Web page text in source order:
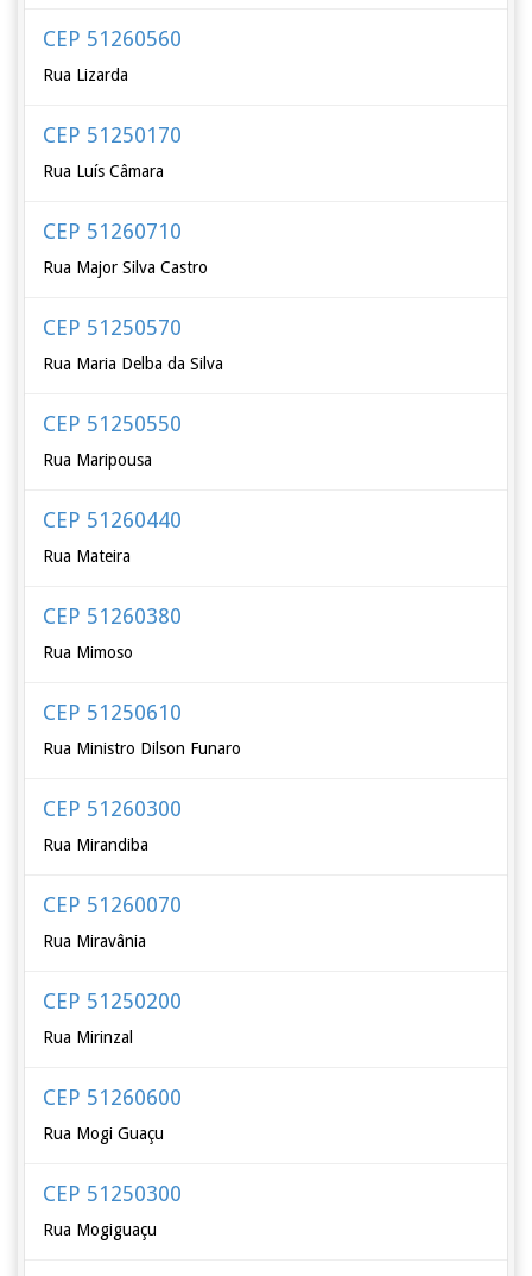
CEP 51260560
Rua Lizarda
CEP 51250170
Rua Luís Câmara
CEP 51260710
Rua Major Silva Castro
CEP 51250570
Rua Maria Delba da Silva
CEP 51250550
Rua Maripousa
CEP 51260440
Rua Mateira
CEP 51260380
Rua Mimoso
CEP 51250610
Rua Ministro Dilson Funaro
CEP 51260300
Rua Mirandiba
CEP 51260070
Rua Miravânia
CEP 51250200
Rua Mirinzal
CEP 51260600
Rua Mogi Guaçu
CEP 51250300
Rua Mogiguaçu